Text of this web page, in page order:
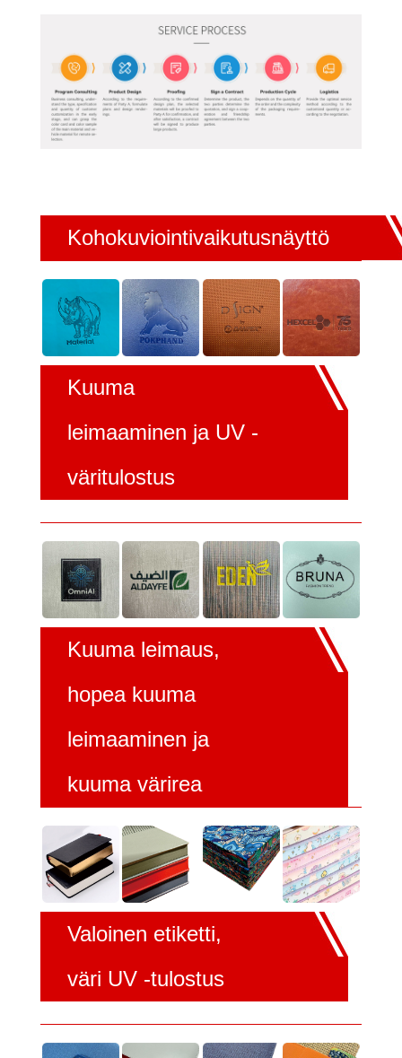
Kohokuviointivaikutusnäyttö
Kuuma
leimaaminen ja UV -
väritulostus
Kuuma leimaus,
hopea kuuma
leimaaminen ja
kuuma värirea
Valoinen etiketti,
väri UV -tulostus